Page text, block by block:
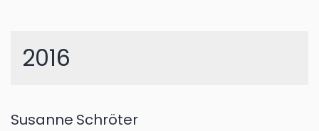
2016
Susanne Schröter